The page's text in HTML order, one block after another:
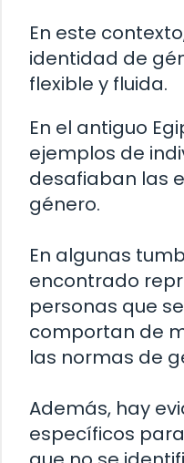
En este
identidad de
flexible y fluida.
En el antiguo
ejemplos de
desafiaban las
género.
En algunas
encontrado
personas que
comportan de
las normas de
Además, hay
específicos